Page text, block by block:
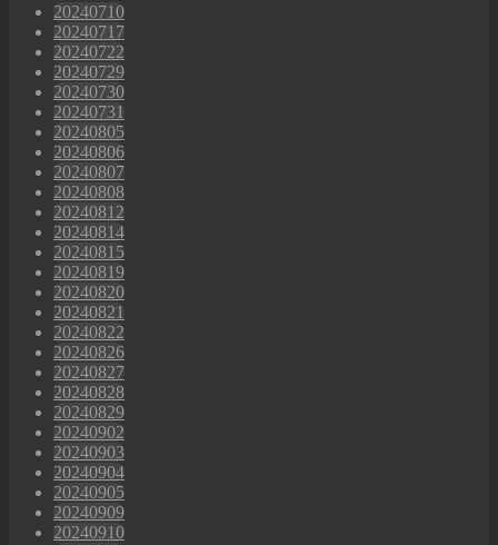
20240710
20240717
20240722
20240729
20240730
20240731
20240805
20240806
20240807
20240808
20240812
20240814
20240815
20240819
20240820
20240821
20240822
20240826
20240827
20240828
20240829
20240902
20240903
20240904
20240905
20240909
20240910